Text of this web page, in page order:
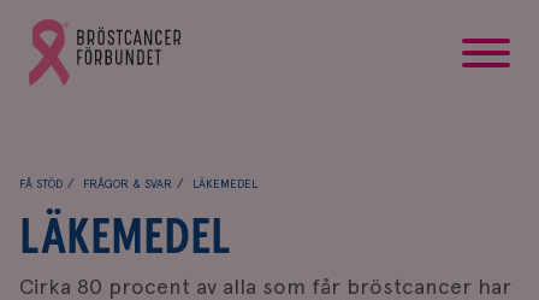
Gå
till
Bröstcancerförbundets
FÅ STÖD FRÅGOR & SVAR LÄKEMEDEL
LÄKEMEDEL
Cirka 80 procent av alla som får bröstcancer har